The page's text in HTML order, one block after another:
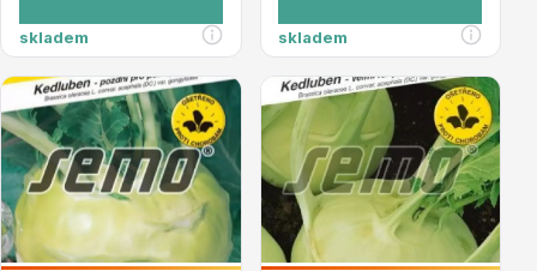
Drobná ovoce
skladem skladem